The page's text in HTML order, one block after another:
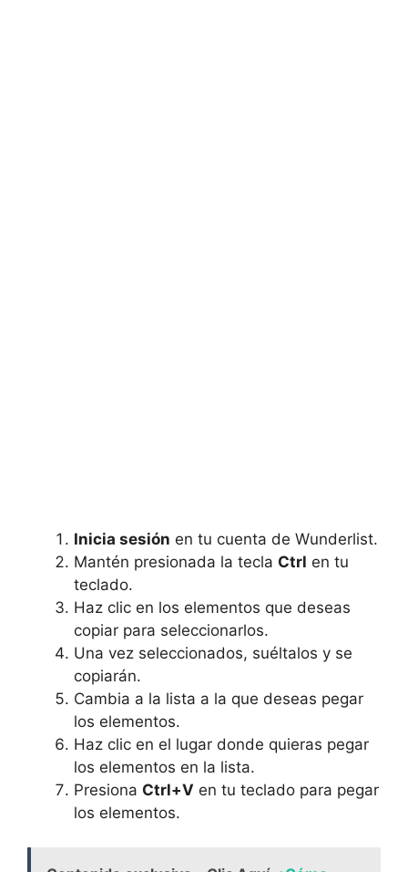
Inicia sesión en tu cuenta de Wunderlist.
Mantén presionada la tecla Ctrl en tu
teclado.
Haz clic en los elementos que deseas
copiar para seleccionarlos.
Una vez seleccionados, suéltalos y se
copiarán.
Cambia a la lista a la que deseas pegar
los elementos.
Haz clic en el lugar donde quieras pegar
los elementos en la lista.
Presiona Ctrl+V en tu teclado para pegar
los elementos.